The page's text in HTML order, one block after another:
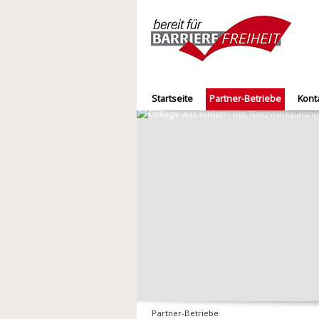
Startseite Partner-Betriebe
Partner-Betriebe